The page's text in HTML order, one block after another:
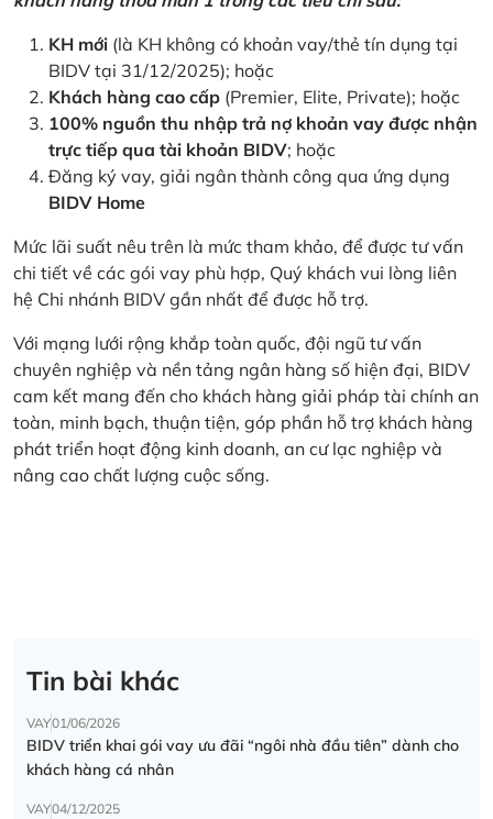
KH mới (là KH không có khoản vay/thẻ tín dụng tại
BIDV tại 31/12/2025); hoặc
Khách hàng cao cấp (Premier, Elite, Private); hoặc
100% nguồn thu nhập trả nợ khoản vay được nhận
trực tiếp qua tài khoản BIDV; hoặc
Đăng ký vay, giải ngân thành công qua ứng dụng
BIDV Home
Mức lãi suất nêu trên là mức tham khảo, để được tư vấn
chi tiết về các gói vay phù hợp, Quý khách vui lòng liên
hệ Chi nhánh BIDV gần nhất để được hỗ trợ.
Với mạng lưới rộng khắp toàn quốc, đội ngũ tư vấn
chuyên nghiệp và nền tảng ngân hàng số hiện đại, BIDV
cam kết mang đến cho khách hàng giải pháp tài chính an
toàn, minh bạch, thuận tiện, góp phần hỗ trợ khách hàng
phát triển hoạt động kinh doanh, an cư lạc nghiệp và
nâng cao chất lượng cuộc sống.
Tin bài khác
VAY01/06/2026
BIDV triển khai gói vay ưu đãi “ngôi nhà đầu tiên” dành cho
khách hàng cá nhân
VAY04/12/2025